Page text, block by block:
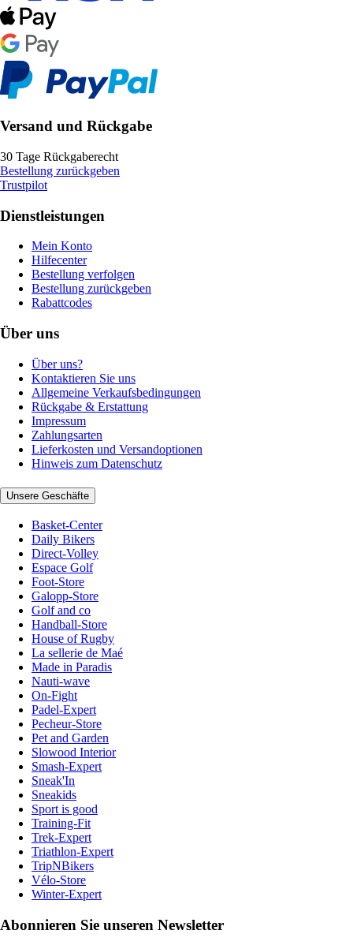
Versand und Rückgabe
30 Tage Rückgaberecht
Bestellung zurückgeben
Trustpilot
Dienstleistungen
Mein Konto
Hilfecenter
Bestellung verfolgen
Bestellung zurückgeben
Rabattcodes
Über uns
Über uns?
Kontaktieren Sie uns
Allgemeine Verkaufsbedingungen
Rückgabe & Erstattung
Impressum
Zahlungsarten
Lieferkosten und Versandoptionen
Hinweis zum Datenschutz
Unsere Geschäfte
Basket-Center
Daily Bikers
Direct-Volley
Espace Golf
Foot-Store
Galopp-Store
Golf and co
Handball-Store
House of Rugby
La sellerie de Maé
Made in Paradis
Nauti-wave
On-Fight
Padel-Expert
Pecheur-Store
Pet and Garden
Slowood Interior
Smash-Expert
Sneak'In
Sneakids
Sport is good
Training-Fit
Trek-Expert
Triathlon-Expert
TripNBikers
Vélo-Store
Winter-Expert
Abonnieren Sie unseren Newsletter